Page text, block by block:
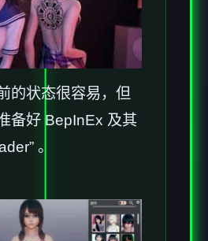
的状态很容易，但
备好 BepInEx 及其
。